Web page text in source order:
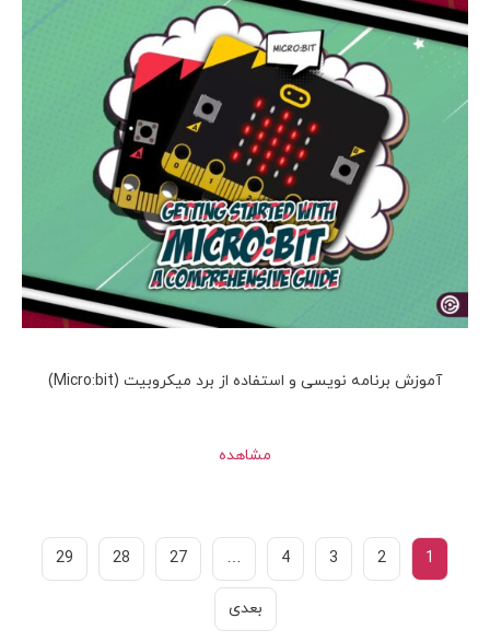
آموزش برنامه نویسی و استفاده از برد میکروبیت (Micro:bit)
مشاهده
1
2
3
4
…
27
28
29
بعدی